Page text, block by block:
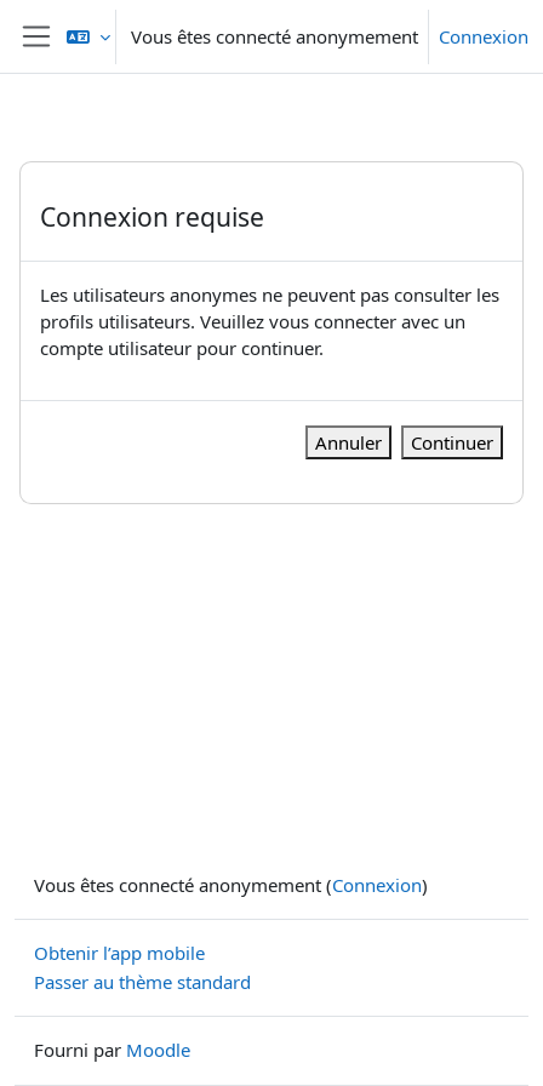
Passer au contenu principal
Panneau latéral
Vous êtes connecté anonymement Connexion
Connexion requise
Les utilisateurs anonymes ne peuvent pas consulter les
profils utilisateurs. Veuillez vous connecter avec un
compte utilisateur pour continuer.
Annuler Continuer
Vous êtes connecté anonymement (Connexion)
Obtenir l’app mobile
Passer au thème standard
Fourni par Moodle